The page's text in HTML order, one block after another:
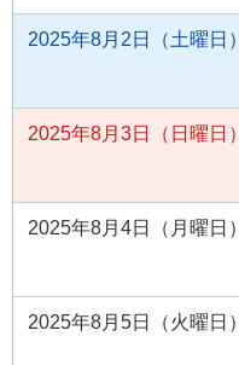
2025年8月2日（土曜日）
2025年8月3日（日曜日）
2025年8月4日（月曜日）
2025年8月5日（火曜日）